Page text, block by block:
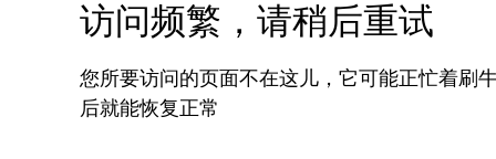
访问频繁，请稍后重试
您所要访问的页面不在这儿，它可能正忙着刷
后就能恢复正常